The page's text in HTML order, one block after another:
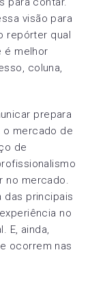
visão para
repórter qual
é melhor
coluna,
prepara
o mercado de
de
no mercado.
das principais
no
E, ainda,
ocorrem nas